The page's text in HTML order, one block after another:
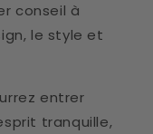
conseil à
le style et
entrer
tranquille,